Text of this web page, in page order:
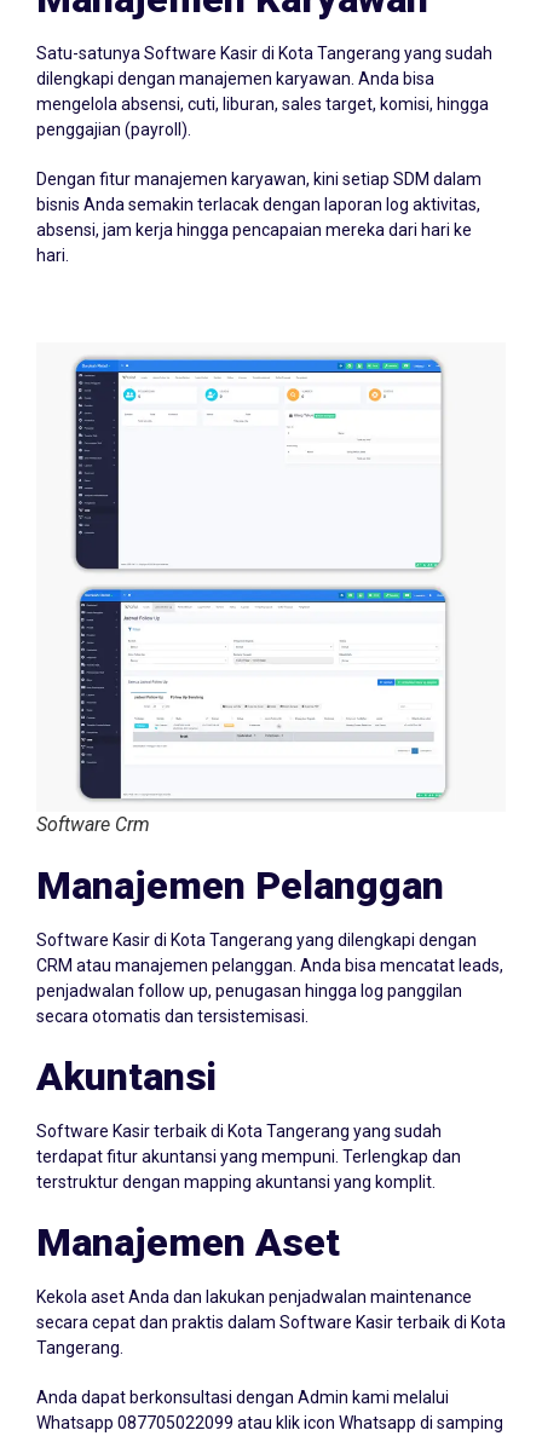
dilengkapi dengan manajemen karyawan. Anda bisa
mengelola absensi, cuti, liburan, sales target, komisi, hingga
penggajian (payroll).
bisnis Anda semakin terlacak dengan laporan log aktivitas,
absensi, jam kerja hingga pencapaian mereka dari hari ke
hari.
Software Crm
Manajemen Pelanggan
CRM atau manajemen pelanggan. Anda bisa mencatat leads,
penjadwalan follow up, penugasan hingga log panggilan
secara otomatis dan tersistemisasi.
Akuntansi
terdapat fitur akuntansi yang mempuni. Terlengkap dan
terstruktur dengan mapping akuntansi yang komplit.
Manajemen Aset
secara cepat dan praktis dalam Software Kasir terbaik di Kota
Tangerang.
Whatsapp087705022099 atau klik icon Whatsapp di samping
kanan untuk penjelasan dan mencobanya secara gratis!